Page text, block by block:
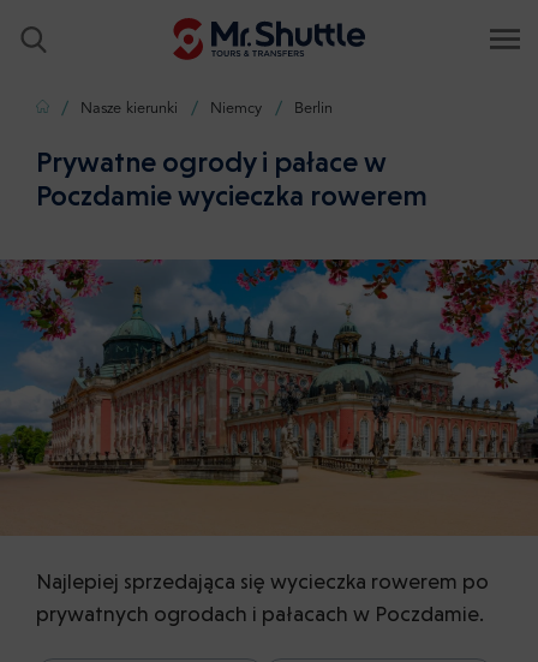
Strona główna
Nasze kierunki Niemcy Berlin
Prywatne ogrody i pałace w
Poczdamie wycieczka rowerem
Najlepiej sprzedająca się wycieczka rowerem po
prywatnych ogrodach i pałacach w Poczdamie.